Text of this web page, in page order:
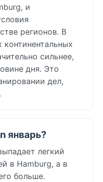
и
регионов. В
сильнее,
дня. Это
дел,
январь?
легкий
в Hamburg, а в
больше.